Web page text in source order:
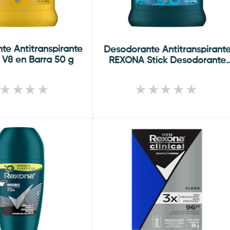
Antitranspirante
V8 en Barra 50 g
No
enviado
calificaciones
este
product
Desodorante
REXONA Stick Desodorante
No
enviado
para
este
product